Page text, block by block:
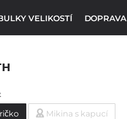
VELIKOSTÍ DOPRAVA
Mikina s kapucí